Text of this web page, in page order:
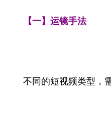
【一】运镜手法
不同的短视频类型，需